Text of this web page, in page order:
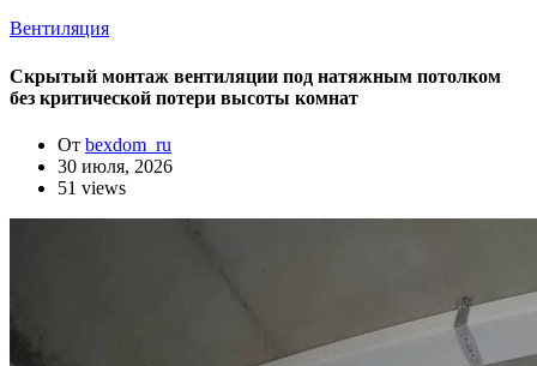
Вентиляция
Скрытый монтаж вентиляции под натяжным потолком
без критической потери высоты комнат
От bexdom_ru
30 июля, 2026
51 views